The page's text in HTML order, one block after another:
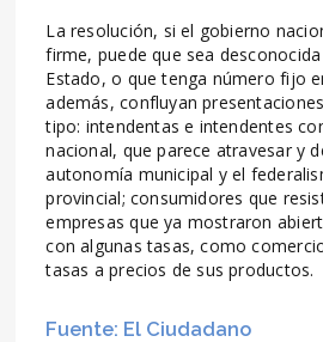
La resolución, si el gobierno
firme, puede que sea
Estado, o que tenga número fijo
además, confluyan
tipo: intendentas e intendentes
nacional, que parece atravesar y
autonomía municipal y el
provincial; consumidores que
empresas que ya mostraron
con algunas tasas, como
tasas a precios de sus productos.
Fuente: El Ciudadano